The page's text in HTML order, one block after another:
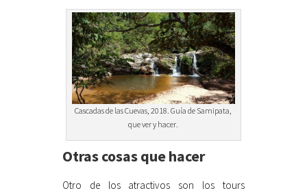
Cascadas de las Cuevas, 2018. Guía de Samipata,
que ver y hacer.
Otras cosas que hacer
Otro de los atractivos son los tours